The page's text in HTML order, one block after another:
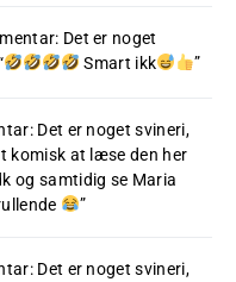
Det er noget
Smart ikk ”
Det er noget svineri,
komisk at læse den her
og samtidig se Maria
”
Det er noget svineri,